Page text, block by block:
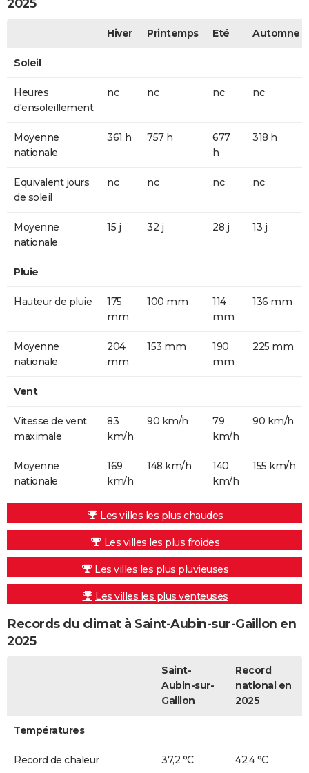
2025
Hiver Printemps Eté Automne
Soleil
Heures
d'ensoleillement
nc nc nc nc
Moyenne
nationale
361 h 757 h
677
h
318 h
Equivalent jours
de soleil
nc nc nc nc
Moyenne
nationale
15 j 32 j 28 j 13 j
Pluie
Hauteur de pluie
175
mm
100 mm
114
mm
136 mm
Moyenne
nationale
204
mm
153 mm
190
mm
225 mm
Vent
Vitesse de vent
maximale
83
km/h
90 km/h
79
km/h
90 km/h
Moyenne
nationale
169
km/h
148 km/h
140
km/h
155 km/h
Les villes les plus chaudes
Les villes les plus froides
Les villes les plus pluvieuses
Les villes les plus venteuses
Records du climat à Saint-Aubin-sur-Gaillon en
2025
Saint-
Aubin-sur-
Gaillon
Record
national en
2025
Températures
Record de chaleur 37,2 °C 42,4 °C